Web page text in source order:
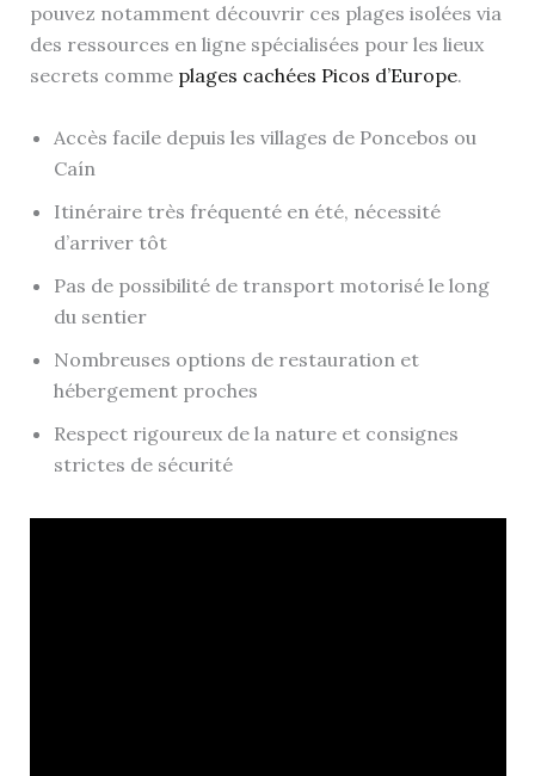
pouvez notamment découvrir ces plages isolées via
des ressources en ligne spécialisées pour les lieux
secrets comme plages cachées Picos d’Europe.
Accès facile depuis les villages de Poncebos ou
Caín
Itinéraire très fréquenté en été, nécessité
d’arriver tôt
Pas de possibilité de transport motorisé le long
du sentier
Nombreuses options de restauration et
hébergement proches
Respect rigoureux de la nature et consignes
strictes de sécurité